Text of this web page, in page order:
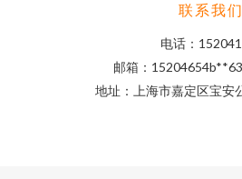
联系我们
电话：
邮箱：15204654b**
地址：上海市嘉定区宝安